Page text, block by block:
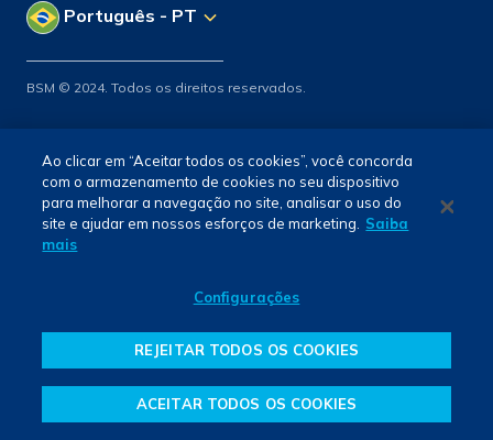
Português - PT
BSM © 2024. Todos os direitos reservados.
Ao clicar em “Aceitar todos os cookies”, você concorda
com o armazenamento de cookies no seu dispositivo
para melhorar a navegação no site, analisar o uso do
site e ajudar em nossos esforços de marketing.
Saiba
mais
Configurações
REJEITAR TODOS OS COOKIES
ACEITAR TODOS OS COOKIES